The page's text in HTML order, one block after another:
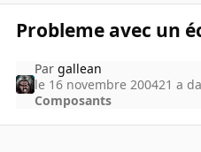
Probleme avec un
Pargallean
le 16 novembre 200421 a
Composants